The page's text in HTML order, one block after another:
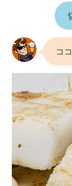
コ